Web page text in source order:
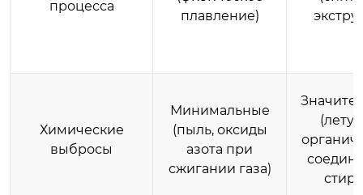
процесса
плавление)
Химические
выбросы
Минимальные
(пыль, оксиды
азота при
сжигании газа)